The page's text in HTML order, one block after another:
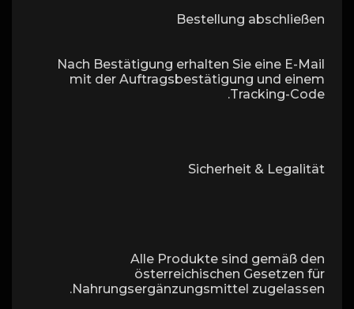
Bestellung abschließen
Nach Bestätigung erhalten Sie eine E-Mail
mit der Auftragsbestätigung und einem
Tracking-Code.
Sicherheit & Legalität
Alle Produkte sind gemäß den
österreichischen Gesetzen für
Nahrungsergänzungsmittel zugelassen.